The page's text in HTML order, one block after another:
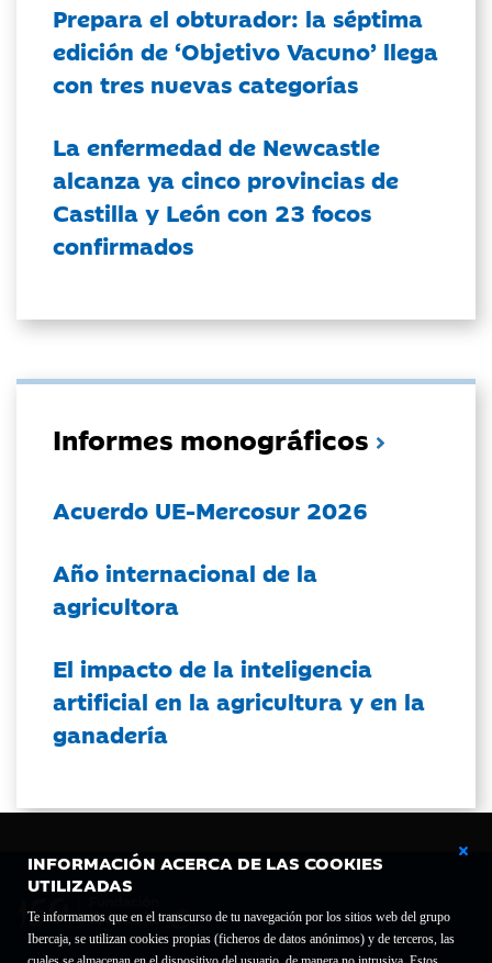
INFORMACIÓN ACERCA DE LAS COOKIES
UTILIZADAS
Te informamos que en el transcurso de tu navegación por los sitios web del grupo
Ibercaja, se utilizan cookies propias (ficheros de datos anónimos) y de terceros, las
Prepara el obturador: la séptima
edición de ‘Objetivo Vacuno’ llega
con tres nuevas categorías
La enfermedad de Newcastle
alcanza ya cinco provincias de
Castilla y León con 23 focos
confirmados
Informes monográficos
Acuerdo UE-Mercosur 2026
Año internacional de la
agricultora
El impacto de la inteligencia
artificial en la agricultura y en la
ganadería